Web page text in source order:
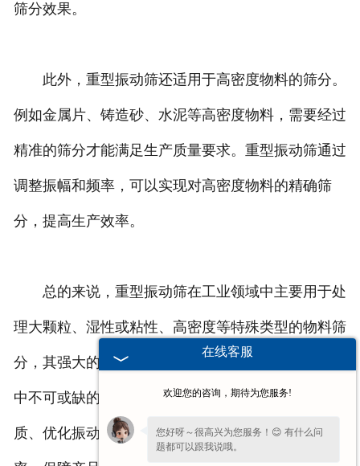
筛分效果。
此外，重型振动筛还适用于高密度物料的筛分。
例如金属片、铸造砂、水泥等高密度物料，需要经过
精准的筛分才能满足生产质量要求。重型振动筛通过
调整振幅和频率，可以实现对高密度物料的精确筛
分，提高生产效率。
总的来说，重型振动筛在工业领域中主要用于处
理大颗粒、湿性或粘性、高密度等特殊类型的物料筛
分，其强大的筛分能力和稳定性能使其成为许多行业
中不可或缺的重要设备之一。通过合理选择筛网材
质、优化振动参数，重型振动筛能够有效提升生产效
在线客服
欢迎您的咨询，期待为您服务!
您好呀～很高兴为您服务！😊 有什么问
题都可以跟我说哦。